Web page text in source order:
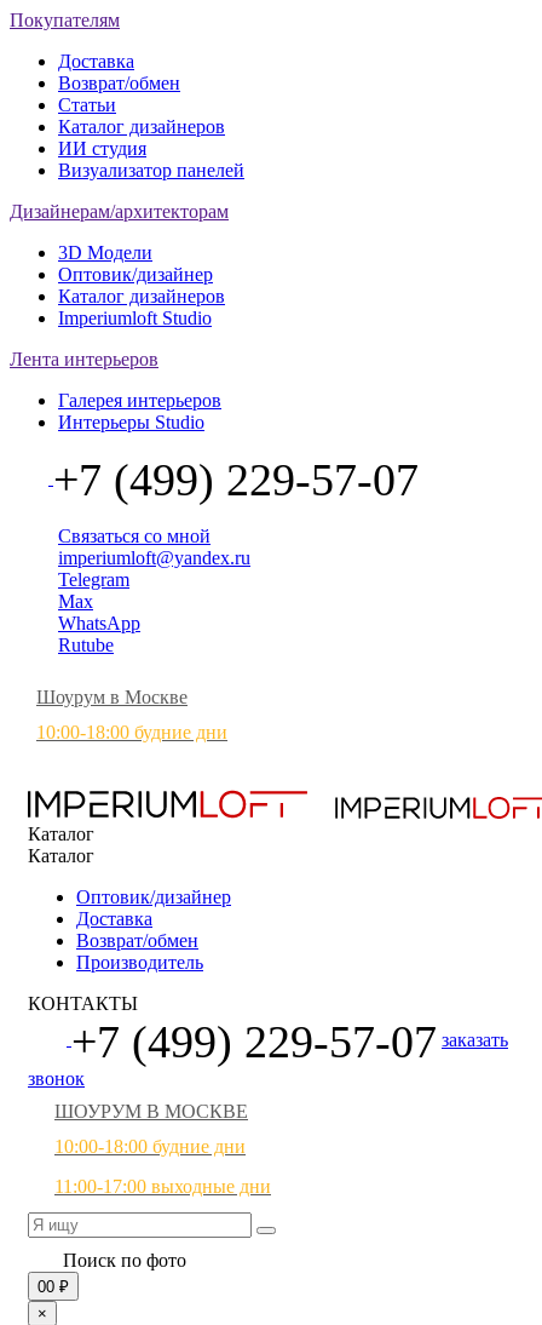
Покупателям
Доставка
Возврат/обмен
Статьи
Каталог дизайнеров
ИИ студия
Визуализатор панелей
Дизайнерам/архитекторам
3D Модели
Оптовик/дизайнер
Каталог дизайнеров
Imperiumloft Studio
Лента интерьеров
Галерея интерьеров
Интерьеры Studio
+7 (499) 229-57-07
Связаться со мной
imperiumloft@yandex.ru
Telegram
Max
WhatsApp
Rutube
Шоурум в Москве
10:00-18:00 будние дни
Каталог
Каталог
Оптовик/дизайнер
Доставка
Возврат/обмен
Производитель
КОНТАКТЫ
+7 (499) 229-57-07 заказать
звонок
ШОУРУМ В МОСКВЕ
10:00-18:00 будние дни
11:00-17:00 выходные дни
Поиск по фото
00 ₽
×